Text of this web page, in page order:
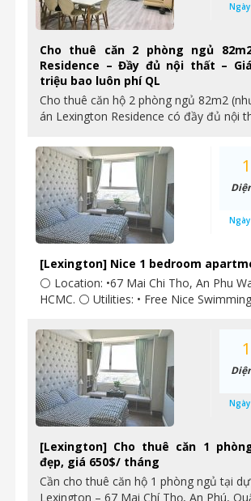
Cho thuê căn 2 phòng ngủ
Residence – Đầy đủ nội thất –
triệu bao luôn phí QL
Cho thuê căn hộ 2 phòng ngủ 82m2
án Lexington Residence có đầy đủ nội
[Lexington] Nice 1 bedroom
⚪ Location: •67 Mai Chi Tho, An Phu
HCMC. ⚪ Utilities: • Free Nice
[Lexington] Cho thuê căn 1
đẹp, giá 650$/ tháng
Cần cho thuê căn hộ 1 phòng ngủ tại
Lexington – 67 Mai Chí Thọ, An Phú,